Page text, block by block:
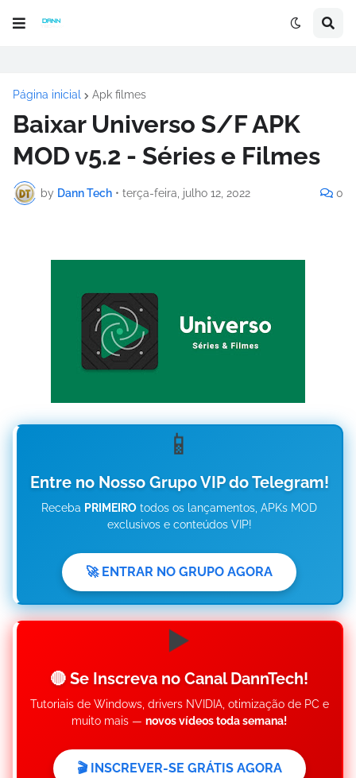
Página inicial Apk filmes
Baixar Universo S/F APK
MOD v5.2 - Séries e Filmes
by Dann Tech • terça-feira, julho 12, 2022 0
📱
Entre no Nosso Grupo VIP do Telegram!
Receba PRIMEIRO todos os lançamentos, APKs MOD
exclusivos e conteúdos VIP!
🚀 ENTRAR NO GRUPO AGORA
▶️
🔴 Se Inscreva no Canal DannTech!
Tutoriais de Windows, drivers NVIDIA, otimização de PC e
muito mais — novos vídeos toda semana!
🎬 INSCREVER-SE GRÁTIS AGORA